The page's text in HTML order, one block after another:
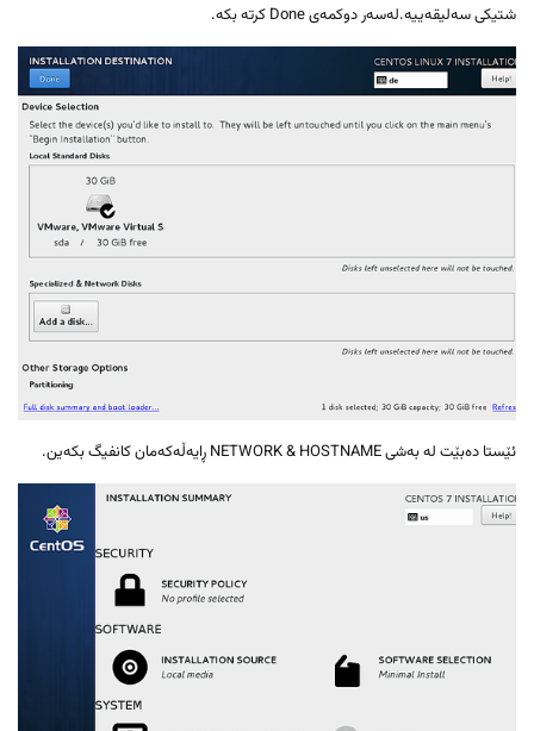
شتیکی سەلیقەییە.لەسەر دوکمەی Done کرتە بکە.
ئێستا دەبێت لە بەشی NETWORK & HOSTNAME ڕایەڵەکەمان کانفیگ بکەین.